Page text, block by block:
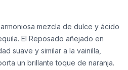
mezcla de dulce y ácido
El Reposado añejado en
suave y similar a la vainilla,
un brillante toque de naranja.